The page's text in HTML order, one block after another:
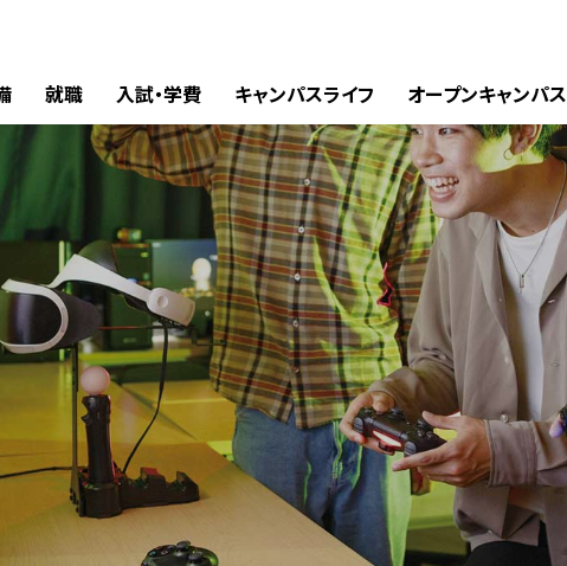
就職 入試・学費 キャンパスライフ オープンキャンパス